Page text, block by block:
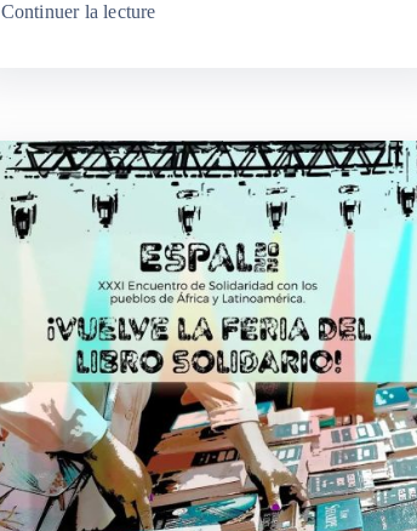
Continuer la lecture